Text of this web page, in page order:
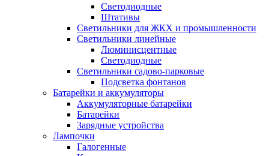
Светодиодные
Штативы
Светильники для ЖКХ и промышленности
Светильники линейные
Люминисцентные
Светодиодные
Светильники садово-парковые
Подсветка фонтанов
Батарейки и аккумуляторы
Аккумуляторные батарейки
Батарейки
Зарядные устройства
Лампочки
Галогенные